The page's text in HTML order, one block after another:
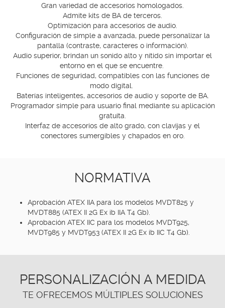
Gran variedad de accesorios homologados.
Admite kits de BA de terceros.
Optimización para accesorios de audio.
Configuración de simple a avanzada, puede personalizar la
pantalla (contraste, caracteres o información).
Audio superior, brindan un sonido alto y nítido sin importar el
entorno en el que se encuentre.
Funciones de seguridad, compatibles con las funciones de
modo digital.
Baterías inteligentes, accesorios de audio y soporte de BA.
Programador simple para usuario final mediante su aplicación
gratuita.
Interfaz de accesorios de alto grado, con clavijas y el
conectores sumergibles y chapados en oro.
NORMATIVA
Aprobación ATEX IIA para los modelos MVDT825 y
MVDT885 (ATEX II 2G Ex ib IIA T4 Gb).
Aprobación ATEX IIC para los modelos MVDT925,
MVDT985 y MVDT953 (ATEX II 2G Ex ib IIC T4 Gb).
PERSONALIZACIÓN A MEDIDA
TE OFRECEMOS MÚLTIPLES SOLUCIONES